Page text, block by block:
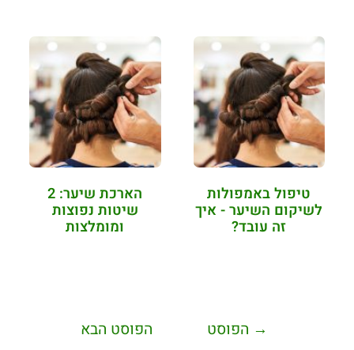
טיפול באמפולות
לשיקום השיער - איך
זה עובד?
הארכת שיער: 2
שיטות נפוצות
ומומלצות
→ הפוסט
הפוסט הבא